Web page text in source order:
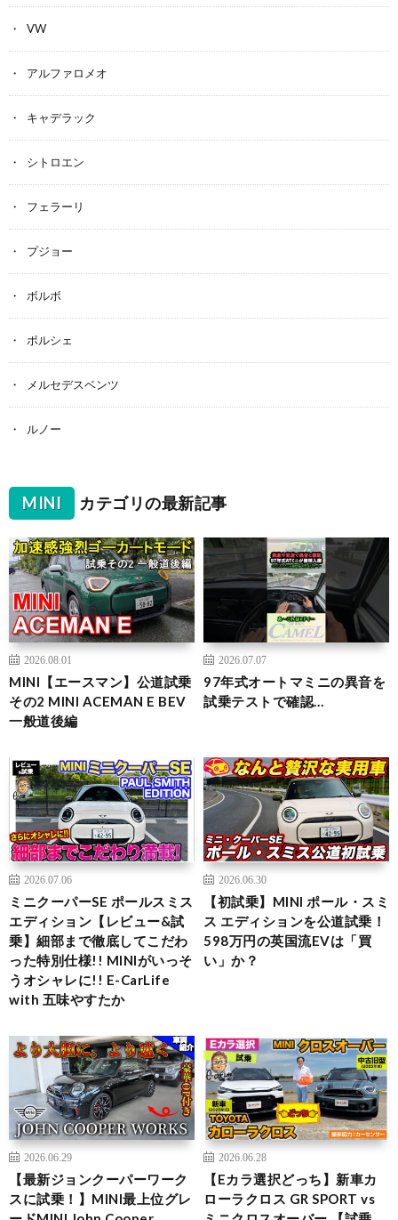
VW
アルファロメオ
キャデラック
シトロエン
フェラーリ
プジョー
ボルボ
ポルシェ
メルセデスベンツ
ルノー
MINI カテゴリの最新記事
2026.08.01
MINI【エースマン】公道試乗
その2 MINI ACEMAN E BEV
一般道後編
2026.07.07
97年式オートマミニの異音を
試乗テストで確認…
2026.07.06
ミニクーパーSE ポールスミス
エディション【レビュー&試
乗】細部まで徹底してこだわ
った特別仕様!! MINIがいっそ
うオシャレに!! E-CarLife
with 五味やすたか
2026.06.30
【初試乗】MINI ポール・スミ
ス エディションを公道試乗！
598万円の英国流EVは「買
い」か？
2026.06.29
【最新ジョンクーパーワーク
スに試乗！】MINI最上位グレ
2026.06.28
【Eカラ選択どっち】新車カ
ローラクロス GR SPORT vs